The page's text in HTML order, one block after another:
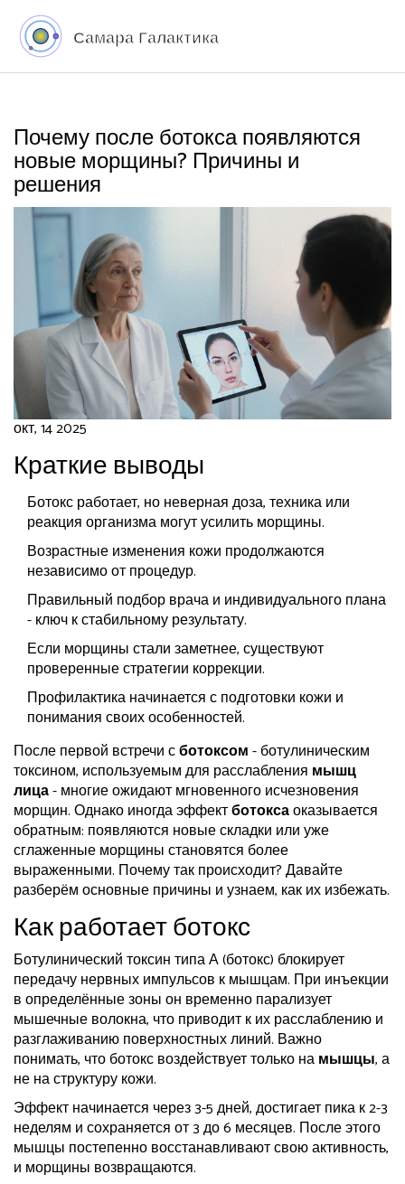
Почему после ботокса появляются
новые морщины? Причины и
решения
окт, 14 2025
Краткие выводы
Ботокс работает, но неверная доза, техника или
реакция организма могут усилить морщины.
Возрастные изменения кожи продолжаются
независимо от процедур.
Правильный подбор врача и индивидуального плана
- ключ к стабильному результату.
Если морщины стали заметнее, существуют
проверенные стратегии коррекции.
Профилактика начинается с подготовки кожи и
понимания своих особенностей.
После первой встречи сботоксом- ботулиническим
токсином, используемым для расслабления мышц
лица- многие ожидают мгновенного исчезновения
морщин. Однако иногда эффектботоксаоказывается
обратным: появляются новые складки или уже
сглаженные морщины становятся более
выраженными. Почему так происходит? Давайте
разберём основные причины и узнаем, как их избежать.
Как работает ботокс
Ботулинический токсин типа А (ботокс) блокирует
передачу нервных импульсов к мышцам. При инъекции
в определённые зоны он временно парализует
мышечные волокна, что приводит к их расслаблению и
разглаживанию поверхностных линий. Важно
понимать, что ботокс воздействует только намышцы, а
не на структуру кожи.
Эффект начинается через 3-5 дней, достигает пика к 2-3
неделям и сохраняется от 3 до 6 месяцев. После этого
мышцы постепенно восстанавливают свою активность,
и морщины возвращаются.